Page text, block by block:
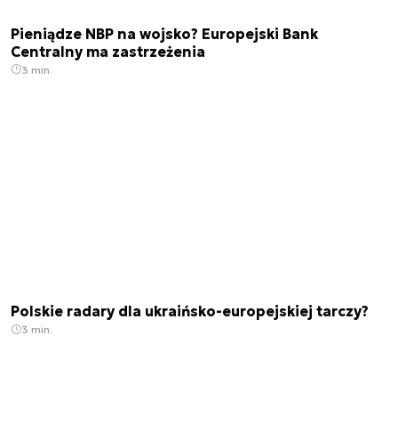
Pieniądze NBP na wojsko? Europejski Bank
Centralny ma zastrzeżenia
3 min.
Polskie radary dla ukraińsko-europejskiej tarczy?
3 min.